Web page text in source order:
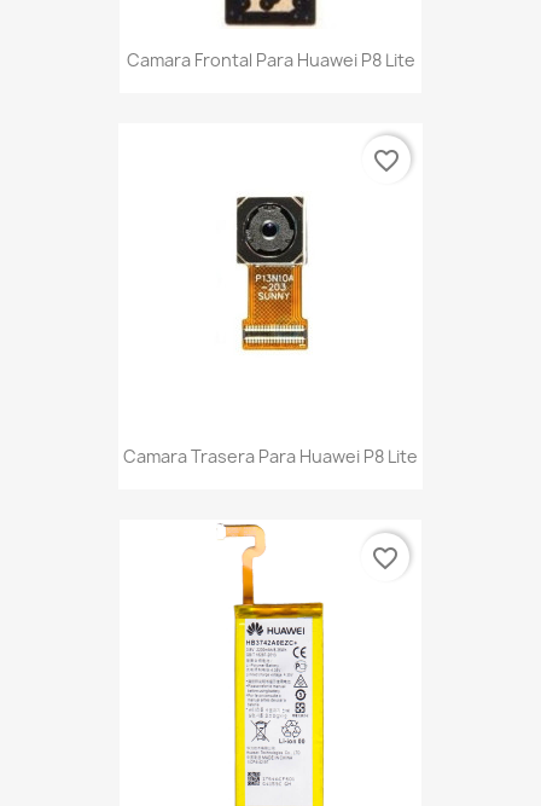
Camara Frontal Para Huawei P8 Lite
Camara Trasera Para Huawei P8 Lite
favorite_border
favorite_border